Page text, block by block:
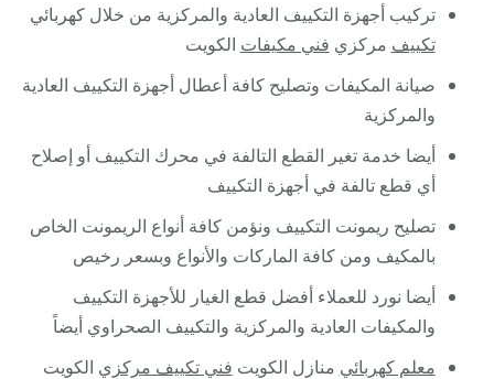
تركيب أجهزة التكييف العادية والمركزية من خلال كهربائي
تكييف مركزي فني مكيفات الكويت
صيانة المكيفات وتصليح كافة أعطال أجهزة التكييف العادية
والمركزية
أيضا خدمة تغير القطع التالفة في محرك التكييف أو إصلاح
أي قطع تالفة في أجهزة التكييف
تصليح ريمونت التكييف ونؤمن كافة أنواع الريمونت الخاص
بالمكيف ومن كافة الماركات والأنواع وبسعر رخيص
أيضا نورد للعملاء أفضل قطع الغيار للأجهزة التكييف
والمكيفات العادية والمركزية والتكييف الصحراوي أيضاً
معلم كهربائي منازل الكويت فني تكييف مركزي الكويت